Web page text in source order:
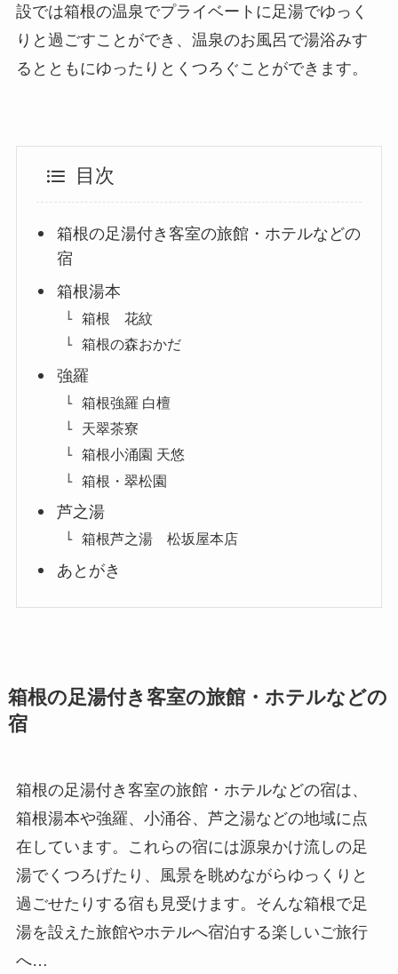
設では箱根の温泉でプライベートに足湯でゆっく
りと過ごすことができ、温泉のお風呂で湯浴みす
るとともにゆったりとくつろぐことができます。
目次
箱根の足湯付き客室の旅館・ホテルなどの
宿
箱根湯本
箱根 花紋
箱根の森おかだ
強羅
箱根強羅 白檀
天翠茶寮
箱根小涌園 天悠
箱根・翠松園
芦之湯
箱根芦之湯 松坂屋本店
あとがき
箱根の足湯付き客室の旅館・ホテルなどの
宿
箱根の足湯付き客室の旅館・ホテルなどの宿は、
箱根湯本や強羅、小涌谷、芦之湯などの地域に点
在しています。これらの宿には源泉かけ流しの足
湯でくつろげたり、風景を眺めながらゆっくりと
過ごせたりする宿も見受けます。そんな箱根で足
湯を設えた旅館やホテルへ宿泊する楽しいご旅行
へ…